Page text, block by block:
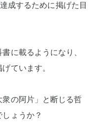
成するために掲げた目
に載るようになり、
ています。
の阿片」と断じる哲
ょうか？